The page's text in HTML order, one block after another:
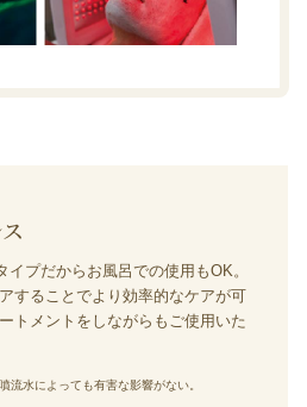
イプだからお風呂での使用もOK。
することでより効率的なケアが可
トメントをしながらもご使用いた
水によっても有害な影響がない。